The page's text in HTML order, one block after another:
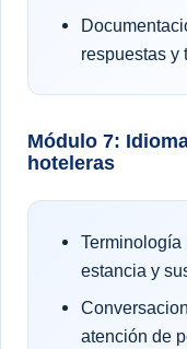
respuestas y
Módulo 7:
hoteleras
Terminología
estancia y
atención de